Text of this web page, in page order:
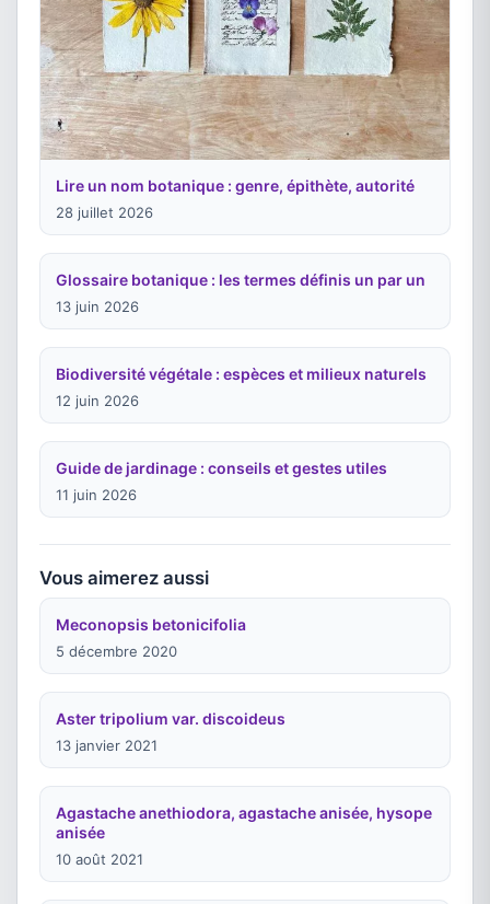
Lire un nom botanique : genre, épithète, autorité
28 juillet 2026
Glossaire botanique : les termes définis un par un
13 juin 2026
Biodiversité végétale : espèces et milieux naturels
12 juin 2026
Guide de jardinage : conseils et gestes utiles
11 juin 2026
Vous aimerez aussi
Meconopsis betonicifolia
5 décembre 2020
Aster tripolium var. discoideus
13 janvier 2021
Agastache anethiodora, agastache anisée, hysope
anisée
10 août 2021